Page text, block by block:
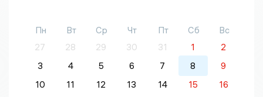
Пн Вт Ср Чт Пт Сб
Вс
27
28 29 30 31 1
2
3
4 5 6 7 8
9
10
11 12 13 14 15
16